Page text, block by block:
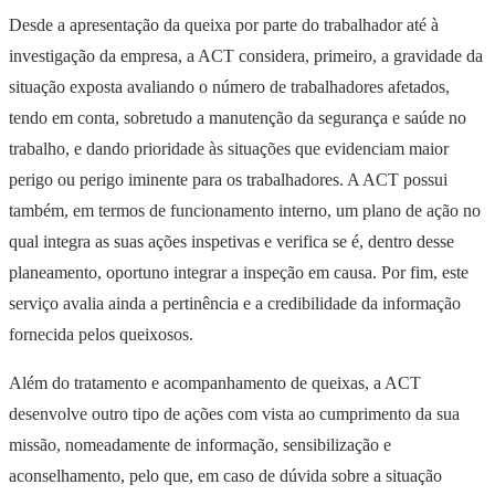
Desde a apresentação da queixa por parte do trabalhador até à
investigação da empresa, a ACT considera, primeiro, a gravidade da
situação exposta avaliando o número de trabalhadores afetados,
tendo em conta, sobretudo a manutenção da segurança e saúde no
trabalho, e dando prioridade às situações que evidenciam maior
perigo ou perigo iminente para os trabalhadores. A ACT possui
também, em termos de funcionamento interno, um plano de ação no
qual integra as suas ações inspetivas e verifica se é, dentro desse
planeamento, oportuno integrar a inspeção em causa. Por fim, este
serviço avalia ainda a pertinência e a credibilidade da informação
fornecida pelos queixosos.
Além do tratamento e acompanhamento de queixas, a ACT
desenvolve outro tipo de ações com vista ao cumprimento da sua
missão, nomeadamente de informação, sensibilização e
aconselhamento, pelo que, em caso de dúvida sobre a situação